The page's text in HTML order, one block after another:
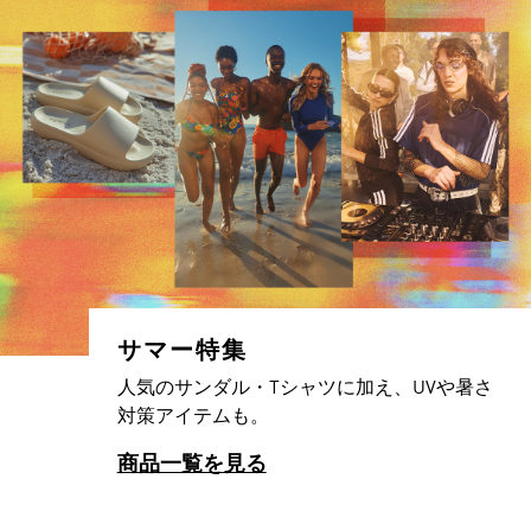
サマー特集
人気のサンダル・Tシャツに加え、UVや暑さ
対策アイテムも。
商品一覧を見る